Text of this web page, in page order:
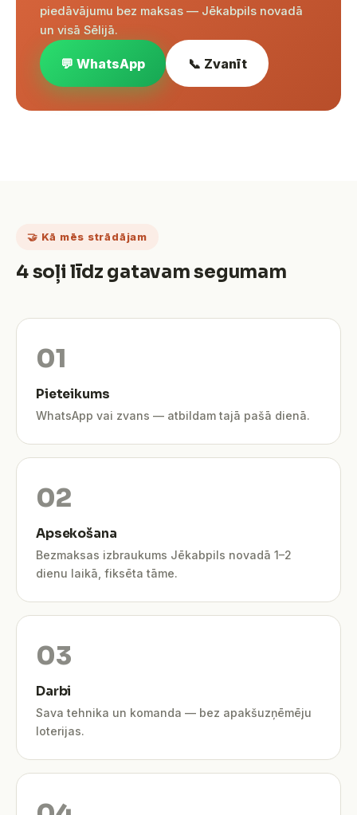
piedāvājumu bez maksas — Jēkabpils novadā
un visā Sēlijā.
💬 WhatsApp 📞 Zvanīt
🤝 Kā mēs strādājam
4 soļi līdz gatavam segumam
Pieteikums
WhatsApp vai zvans — atbildam tajā pašā dienā.
Apsekošana
Bezmaksas izbraukums Jēkabpils novadā 1–2
dienu laikā, fiksēta tāme.
Darbi
Sava tehnika un komanda — bez apakšuzņēmēju
loterijas.